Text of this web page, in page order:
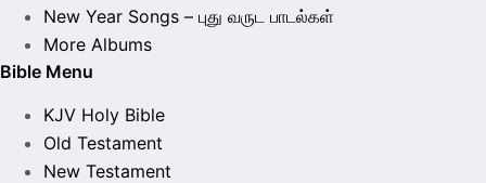
New Year Songs – புது வருட பாடல்கள்
More Albums
Bible Menu
KJV Holy Bible
Old Testament
New Testament